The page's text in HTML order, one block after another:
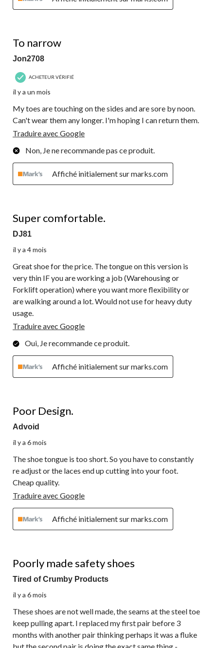
To narrow
Jon2708
ACHETEUR VÉRIFIÉ
il y a un mois
My toes are touching on the sides and are sore by noon.
Can't wear them any longer. I'm hoping I can return them.
Traduire avec Google
Non, Je ne recommande pas ce produit.
Affiché initialement sur marks.com
Super comfortable.
DJ81
il y a 4 mois
Great shoe for the price. The tongue on this version is
very thin IF you are working a job (Warehousing or
Forklift operation) where you want more flexibility or
are walking around a lot. Would not use for heavy duty
usage.
Traduire avec Google
Oui, Je recommande ce produit.
Affiché initialement sur marks.com
Poor Design.
Advoid
il y a 6 mois
The shoe tongue is too short. So you have to constantly
re adjust or the laces end up cutting into your foot.
Cheap quality.
Traduire avec Google
Affiché initialement sur marks.com
Poorly made safety shoes
Tired of Crumby Products
il y a 6 mois
These shoes are not well made, the seams at the steel toe
keep pulling apart. I replaced my first pair before 3
months with another pair thinking perhaps it was a fluke